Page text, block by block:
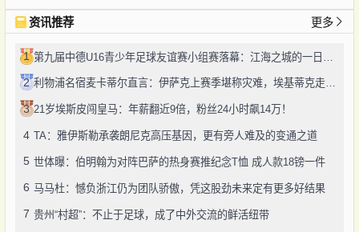
资讯推荐 更多
1
2 利物浦名宿麦卡蒂尔直言：伊萨克上赛季堪称灾难，埃基蒂克走红挫伤其自尊
3 21岁埃斯皮闯皇马：年薪翻近9倍，粉丝24小时飙14万！
4 TA：雅伊斯勒承袭朗尼克高压基因，更有旁人难及的变通之道
5 世体曝：伯明翰为对阵巴萨的热身赛推纪念T恤 成人款18镑一件
6 马马杜：憾负浙江仍为团队骄傲，凭这股劲未来定有更多好结果
7 贵州“村超”：不止于足球，成了中外交流的鲜活纽带